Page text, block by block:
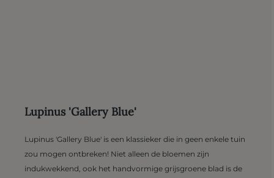
Lupinus 'Gallery Blue'
Lupinus 'Gallery Blue' is een klassieker die in geen enkele tuin
zou mogen ontbreken! Niet alleen de bloemen zijn
indukwekkend, ook het handvormige grijsgroene blad is de